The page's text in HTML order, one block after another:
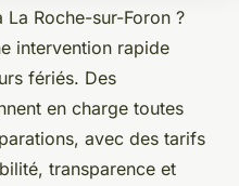
Roche-sur-Foron ?
intervention rapide
fériés. Des
en charge toutes
avec des tarifs
transparence et